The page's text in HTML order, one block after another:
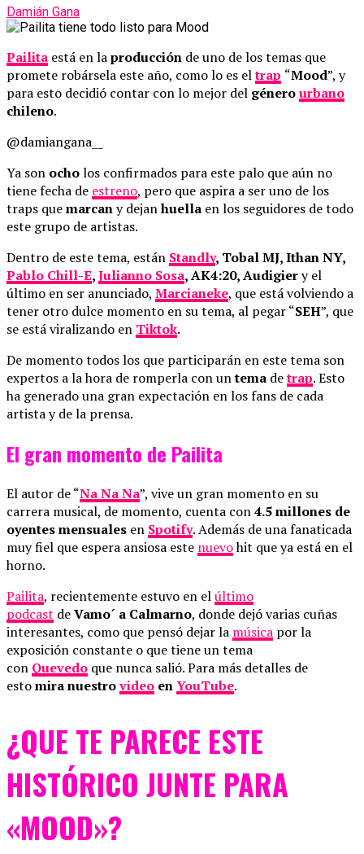
Damián Gana
Pailita está en laproducción de uno de los temas que
promete robársela este año, como lo es eltrap “Mood”, y
para esto decidió contar con lo mejor del génerourbano
chileno.
@damiangana__
Ya son ocholos confirmados para este palo que aún no
tiene fecha de estreno, pero que aspira a ser uno de los
traps quemarcany dejanhuella en los seguidores de todo
este grupo de artistas.
Dentro de este tema, están Standly, Tobal MJ, Ithan NY,
Pablo Chill-E,Julianno Sosa, AK4:20, Audigiery el
último en ser anunciado, Marcianeke, que está volviendo a
tener otro dulce momento en su tema, al pegar “SEH”, que
se está viralizando en Tiktok.
De momento todos los que participarán en este tema son
expertos a la hora de romperla con untema detrap. Esto
ha generado una gran expectación en los fans de cada
artista y de la prensa.
El gran momento de Pailita
El autor de “Na Na Na”, vive un gran momento en su
carrera musical, de momento, cuenta con4.5 millones de
oyentes mensuales en Spotify. Además de una fanaticada
muy fiel que espera ansiosa este nuevohit que ya está en el
horno.
Pailita, recientemente estuvo en elúltimo
podcast deVamo´ a Calmarno, donde dejó varias cuñas
interesantes, como que pensó dejar la música por la
exposición constante o que tiene un tema
con Quevedo que nunca salió. Para más detalles de
estomira nuestrovideo enYouTube.
¿QUE TE PARECE ESTE
HISTÓRICO JUNTE PARA
«MOOD»?